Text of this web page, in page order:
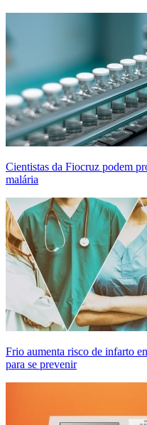
Cientistas da Fiocruz podem
malária
Frio aumenta risco de infarto
para se prevenir